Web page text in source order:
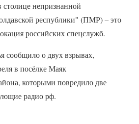
столице непризнанной
республики" (ПМР) – это
российских спецслужб.
о двух взрывах,
в посёлке Маяк
которыми повредило две
радио рф.